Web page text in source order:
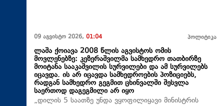
09 აგვისტო 2026, 01:04 პოლიტიკა
ლაშა ქოიავა 2008 წლის აგვისტოს ომის
მოვლენებზე: კეზერაშვილმა სამხედრო თათბირზე
მოიტანა სააკაშვილის სურვილები და ამ სურვილებს
იცავდა. ის არ იცავდა სამხედროების პოზიციებს,
რადგან სამხედრო გეგმით ცხინვალში შესვლა
საერთოდ დაგეგმილი არ იყო
„დილის 5 საათზე უნდა ვყოფილიყავი მინისტრის